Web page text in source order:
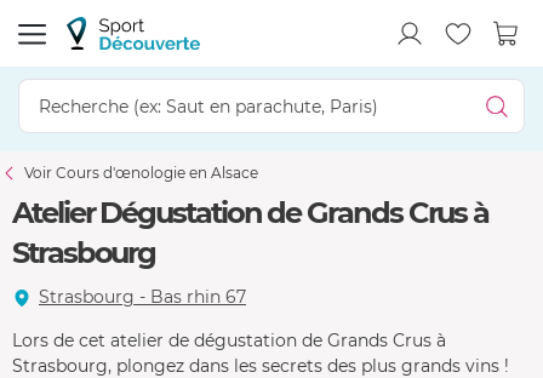
Voir Cours d'œnologie en Alsace
Atelier Dégustation de Grands Crus à
Strasbourg
Strasbourg - Bas rhin 67
Lors de cet atelier de dégustation de Grands Crus à
Strasbourg, plongez dans les secrets des plus grands vins !